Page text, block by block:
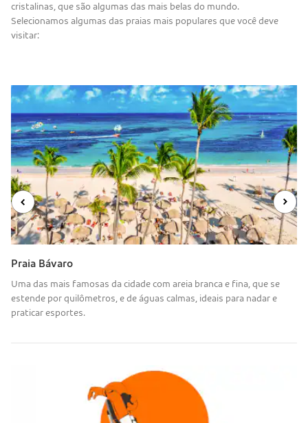
cristalinas, que são algumas das mais belas do mundo.
Selecionamos algumas das praias mais populares que você deve
visitar:
Praia Bávaro
Uma das mais famosas da cidade com areia branca e fina, que se
estende por quilômetros, e de águas calmas, ideais para nadar e
praticar esportes.